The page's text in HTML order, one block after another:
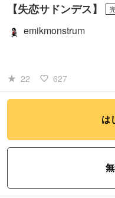
【失恋サドンデス】
emikmonstrum
れ、親友に狙われ、男友達を
くまでの49日間のお話。
#恋
この作品には性的な表現が含まれ
star_rate 22 favorite_border 627
は